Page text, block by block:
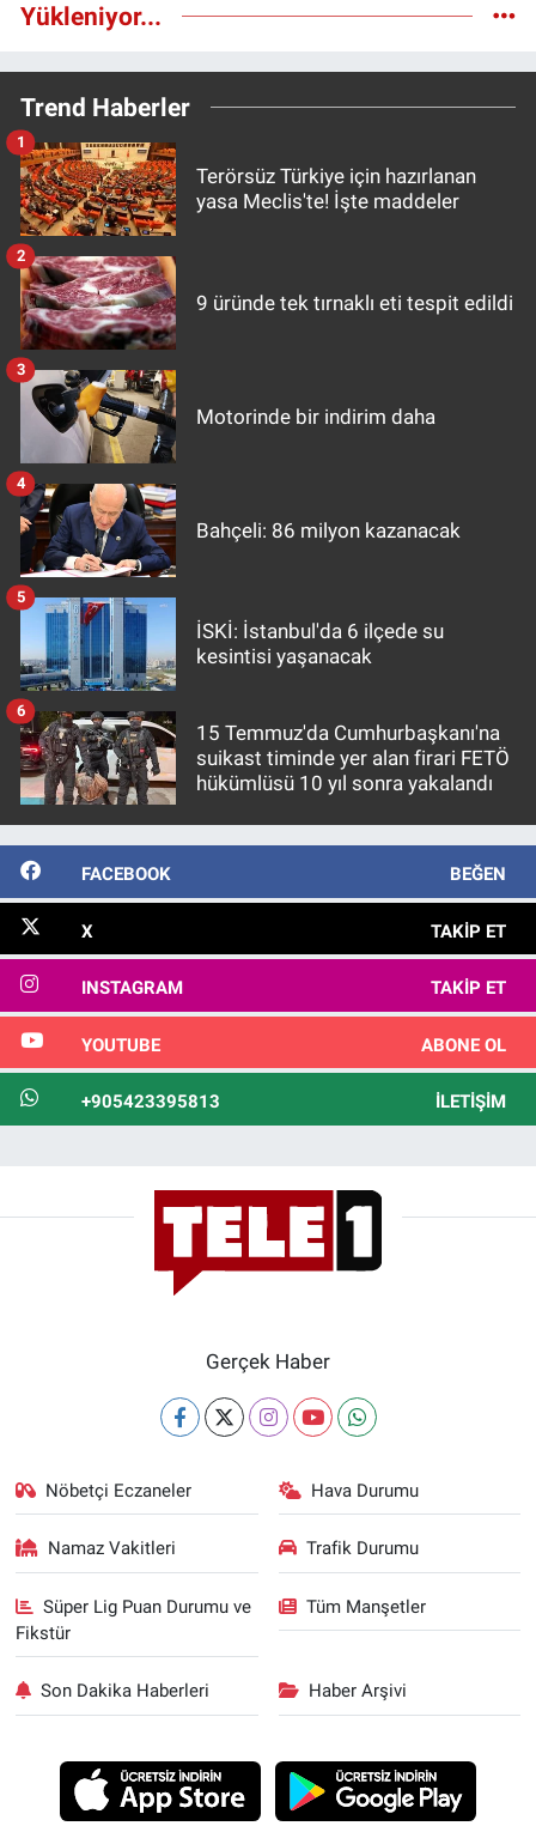
Yükleniyor...
Trend Haberler
Terörsüz Türkiye için hazırlanan
yasa Meclis'te! İşte maddeler
1
9 üründe tek tırnaklı eti tespit edildi
2
Motorinde bir indirim daha
3
Bahçeli: 86 milyon kazanacak
4
İSKİ: İstanbul'da 6 ilçede su
kesintisi yaşanacak
5
15 Temmuz'da Cumhurbaşkanı'na
suikast timinde yer alan firari FETÖ
hükümlüsü 10 yıl sonra yakalandı
6
FACEBOOK BEĞEN
X TAKIP ET
INSTAGRAM TAKIP ET
YOUTUBE ABONE OL
+905423395813 İLETIŞIM
Gerçek Haber
Nöbetçi Eczaneler Hava Durumu
Namaz Vakitleri Trafik Durumu
Süper Lig Puan Durumu ve
Fikstür
Tüm Manşetler
Son Dakika Haberleri Haber Arşivi